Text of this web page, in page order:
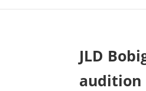
JLD
audition